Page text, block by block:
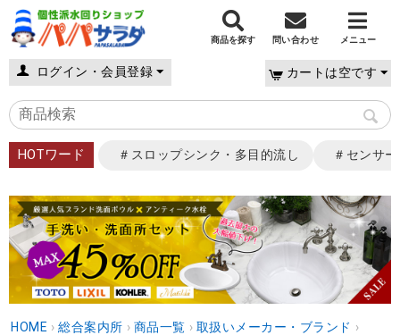
商品を探す 問い合わせ メニュー
ログイン・会員登録 カートは空です
HOTワード ＃スロップシンク・多目的流し ＃センサ
HOME › 総合案内所 › 商品一覧 › 取扱いメーカー・ブランド ›